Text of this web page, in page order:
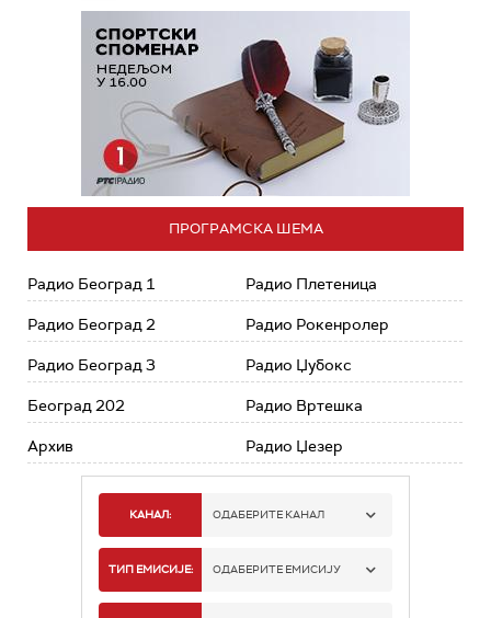
ПРОГРАМСКА ШЕМА
Радио Београд 1
Радио Београд 2
Радио Београд 3
Београд 202
Архив
Радио Плетеница
Радио Рокенролер
Радио Џубокс
Радио Вртешка
Радио Џезер
КАНАЛ: ОДАБЕРИТЕ КАНАЛ
РАДИО БЕОГРАД 1
ТИП ЕМИСИЈЕ: ОДАБЕРИТЕ ЕМИСИЈУ